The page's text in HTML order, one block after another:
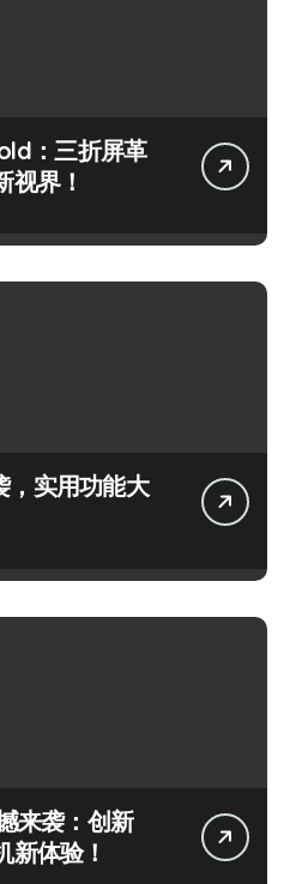
：三折屏革
视界！
，实用功能大
来袭：创新
新体验！